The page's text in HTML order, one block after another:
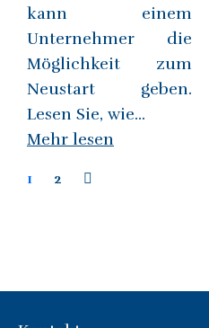
kann einem
Unternehmer die
Möglichkeit zum
Neustart geben.
Lesen Sie, wie...
Mehr lesen
1 2